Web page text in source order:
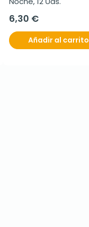
6,30 €
Añadir al carrito